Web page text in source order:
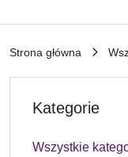
Strona główna
Kategorie
Wszystkie